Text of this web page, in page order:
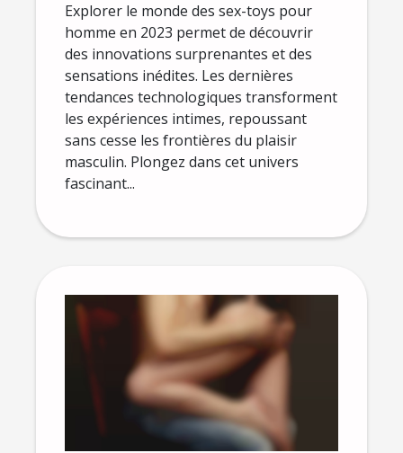
Explorer le monde des sex-toys pour
homme en 2023 permet de découvrir
des innovations surprenantes et des
sensations inédites. Les dernières
tendances technologiques transforment
les expériences intimes, repoussant
sans cesse les frontières du plaisir
masculin. Plongez dans cet univers
fascinant...